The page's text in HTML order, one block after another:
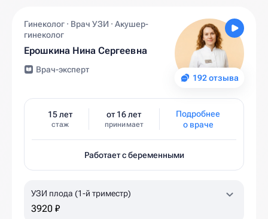
192 отзыва
Гинеколог · Врач УЗИ · Акушер-
гинеколог
Ерошкина Нина Сергеевна
Врач-эксперт
15 лет
стаж
от 16 лет
принимает
Подробнее
о враче
Работает с беременными
УЗИ плода (1-й триместр)
3920 ₽